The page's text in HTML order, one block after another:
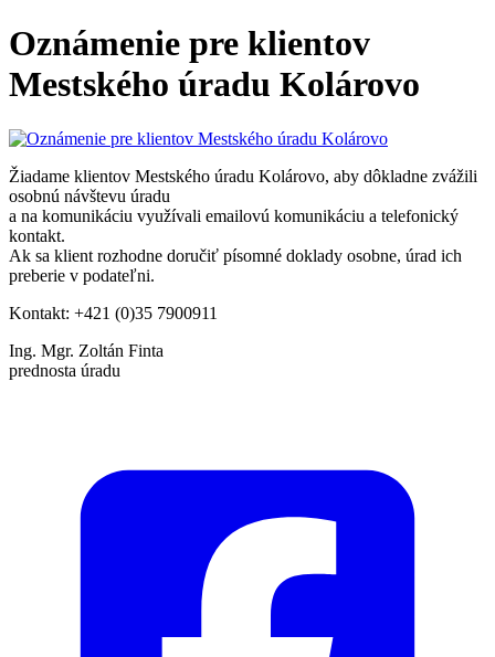
Oznámenie pre klientov
Mestského úradu Kolárovo
Žiadame klientov Mestského úradu Kolárovo, aby dôkladne zvážili
osobnú návštevu úradu
a na komunikáciu využívali emailovú komunikáciu a telefonický
kontakt.
Ak sa klient rozhodne doručiť písomné doklady osobne, úrad ich
preberie v podateľni.
Kontakt: +421 (0)35 7900911
Ing. Mgr. Zoltán Finta
prednosta úradu